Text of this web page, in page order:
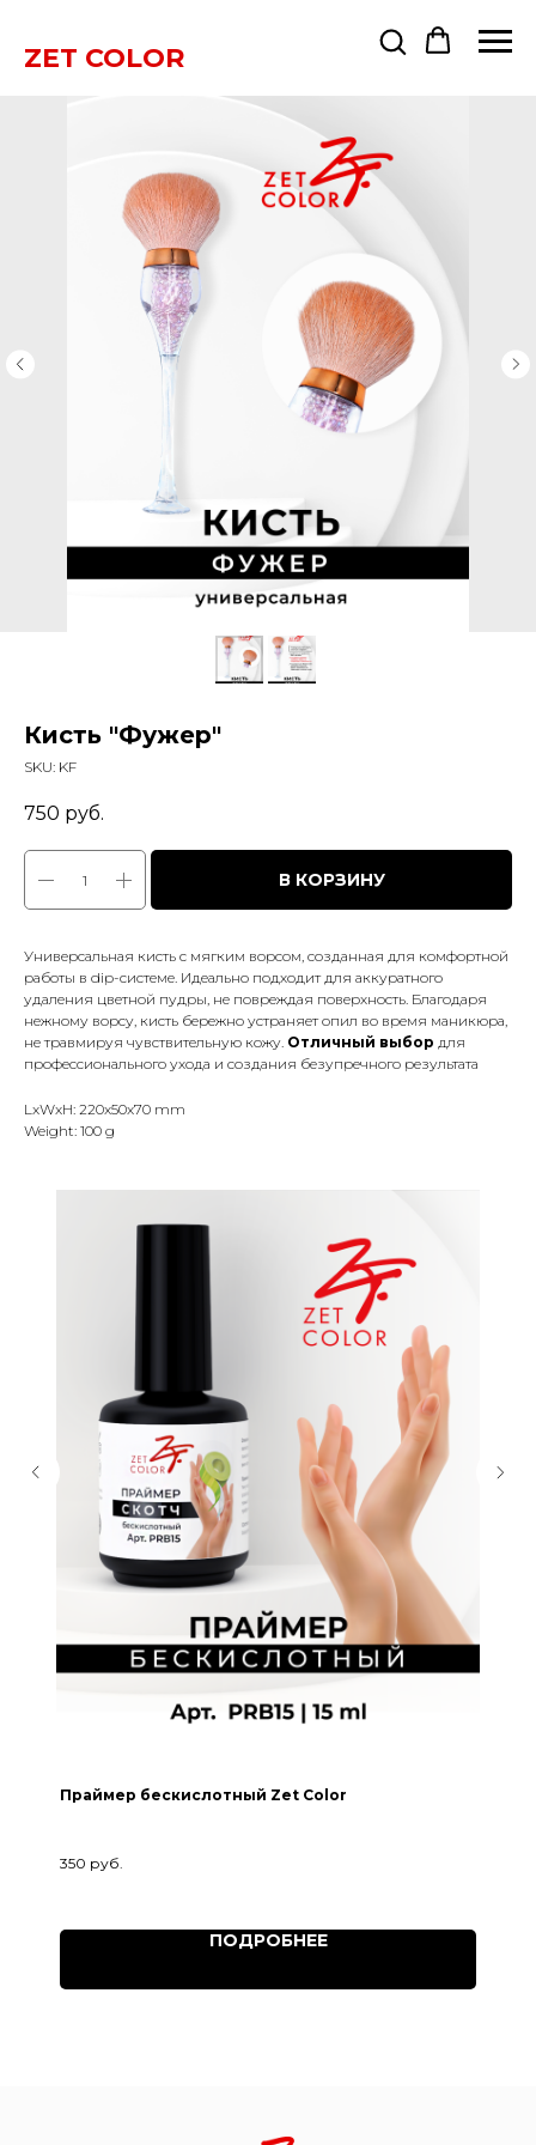
ZET COLOR
Кисть "Фужер"
SKU: KF
750 руб.
В КОРЗИНУ
Универсальная кисть с мягким ворсом, созданная для комфортной
работы в dip-системе. Идеально подходит для аккуратного
удаления цветной пудры, не повреждая поверхность. Благодаря
нежному ворсу, кисть бережно устраняет опил во время маникюра,
не травмируя чувствительную кожу. Отличный выбор для
профессионального ухода и создания безупречного результата
LxWxH: 220x50x70 mm
Weight: 100 g
Праймер бескислотный Zet Color
350 руб.
ПОДРОБНЕЕ